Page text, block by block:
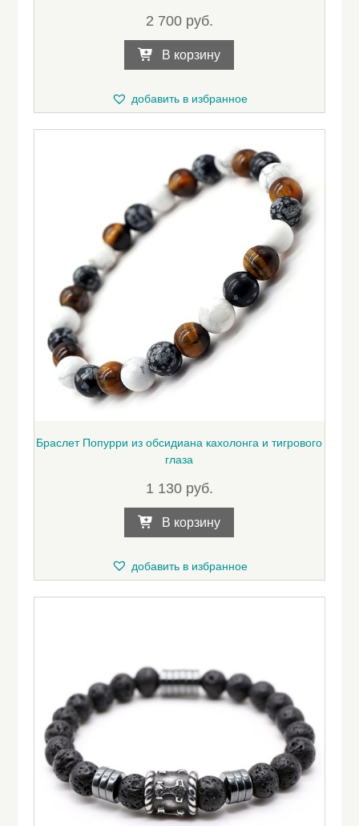
2 700 руб.
В корзину
добавить в избранное
Браслет Попурри из обсидиана кахолонга и тигрового
глаза
1 130 руб.
В корзину
добавить в избранное